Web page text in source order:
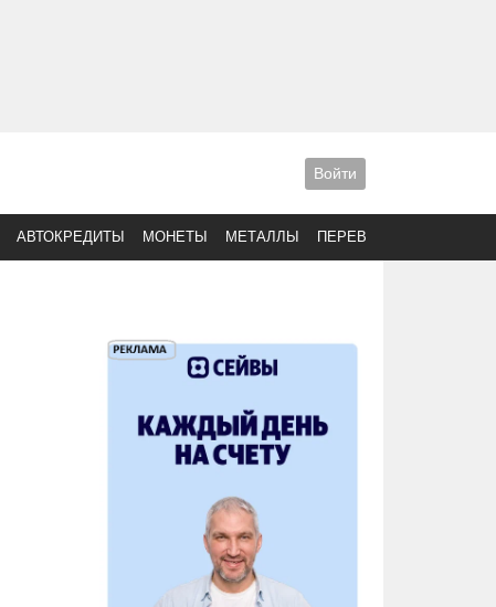
Войти
АВТОКРЕДИТЫ МОНЕТЫ МЕТАЛЛЫ ПЕРЕВОДЫ